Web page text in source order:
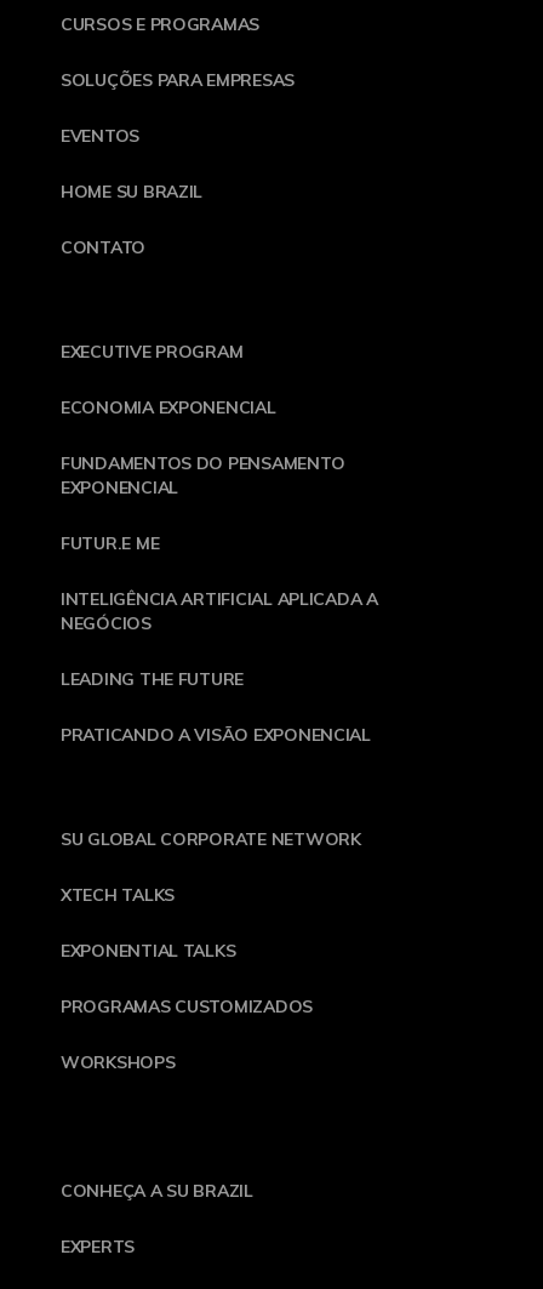
CURSOS E PROGRAMAS
SOLUÇÕES PARA EMPRESAS
EVENTOS
HOME SU BRAZIL
CONTATO
EXECUTIVE PROGRAM
ECONOMIA EXPONENCIAL
FUNDAMENTOS DO PENSAMENTO
EXPONENCIAL
FUTUR.E ME
INTELIGÊNCIA ARTIFICIAL APLICADA A
NEGÓCIOS
LEADING THE FUTURE
PRATICANDO A VISÃO EXPONENCIAL
SU GLOBAL CORPORATE NETWORK
XTECH TALKS
EXPONENTIAL TALKS
PROGRAMAS CUSTOMIZADOS
WORKSHOPS
CONHEÇA A SU BRAZIL
EXPERTS